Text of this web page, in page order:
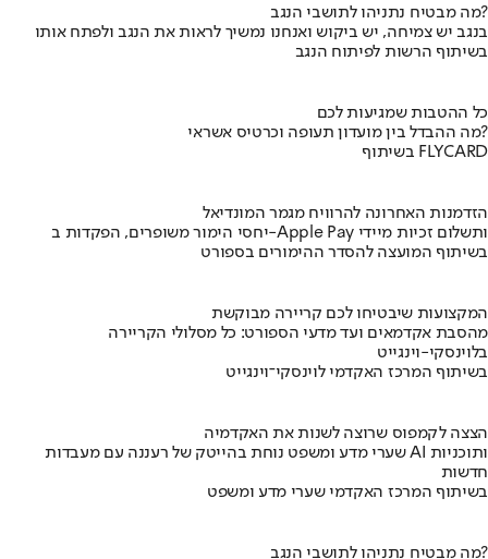
מה מבטיח נתניהו לתושבי הנגב?
בנגב יש צמיחה, יש ביקוש ואנחנו נמשיך לראות את הנגב ולפתח אותו
בשיתוף הרשות לפיתוח הנגב
כל ההטבות שמגיעות לכם
מה ההבדל בין מועדון תעופה וכרטיס אשראי?
בשיתוף FLYCARD
הזדמנות האחרונה להרוויח מגמר המונדיאל
יחסי הימור משופרים, הפקדות ב-Apple Pay ותשלום זכיות מיידי
בשיתוף המועצה להסדר ההימורים בספורט
המקצועות שיבטיחו לכם קריירה מבוקשת
מהסבת אקדמאים ועד מדעי הספורט: כל מסלולי הקריירה
בלוינסקי-וינגייט
בשיתוף המרכז האקדמי לוינסקי־וינגייט
הצצה לקמפוס שרוצה לשנות את האקדמיה
שערי מדע ומשפט נוחת בהייטק של רעננה עם מעבדות AI ותוכניות
חדשות
בשיתוף המרכז האקדמי שערי מדע ומשפט
מה מבטיח נתניהו לתושבי הנגב?